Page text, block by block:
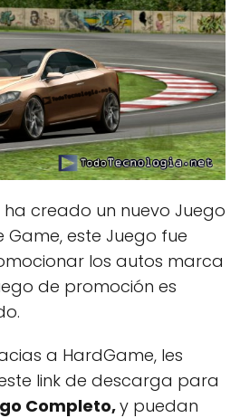
ha creado un nuevo Juego
Game, este Juego fue
los autos marca
de promoción es
a HardGame, les
link de descarga para
Completo,y puedan